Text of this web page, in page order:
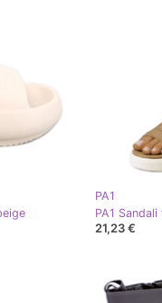
PA1
21,23 €